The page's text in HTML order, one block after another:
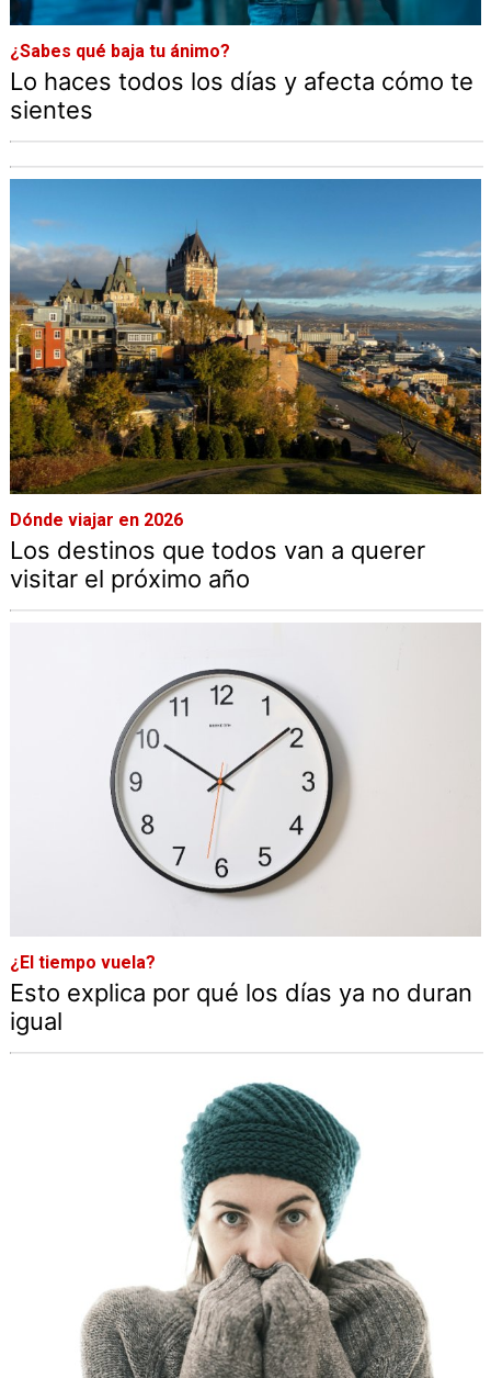
¿Sabes qué baja tu ánimo?
Lo haces todos los días y afecta cómo te
sientes
Dónde viajar en 2026
Los destinos que todos van a querer
visitar el próximo año
¿El tiempo vuela?
Esto explica por qué los días ya no duran
igual